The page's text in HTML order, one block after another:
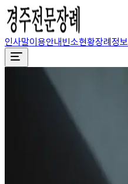
인사말이용안내빈소현황장례정보